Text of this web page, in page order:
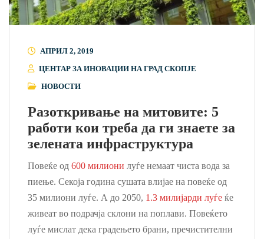
АПРИЛ 2, 2019
ЦЕНТАР ЗА ИНОВАЦИИ НА ГРАД СКОПЈЕ
НОВОСТИ
Разоткривање на митовите: 5
работи кои треба да ги знаете за
зелената инфраструктура
Повеќе од 600 милиони луѓе немаат чиста вода за
пиење. Секоја година сушата влијае на повеќе од
35 милиони луѓе. А до 2050, 1.3 милијарди луѓе ќе
живеат во подрачја склони на поплави. Повеќето
луѓе мислат дека градењето брани, пречистителни